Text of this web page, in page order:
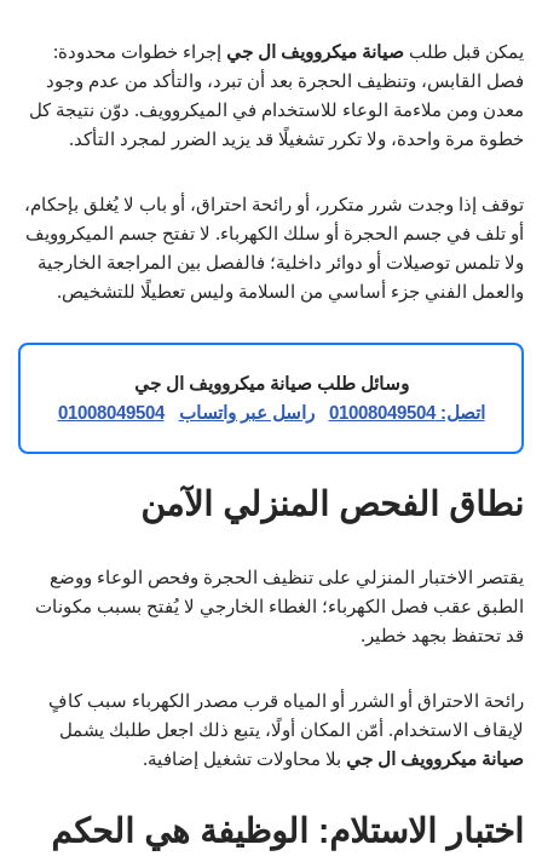
يمكن قبل طلب صيانة ميكروويف ال جي إجراء خطوات محدودة:
فصل القابس، وتنظيف الحجرة بعد أن تبرد، والتأكد من عدم وجود
معدن ومن ملاءمة الوعاء للاستخدام في الميكروويف. دوّن نتيجة كل
خطوة مرة واحدة، ولا تكرر تشغيلًا قد يزيد الضرر لمجرد التأكد.
توقف إذا وجدت شرر متكرر، أو رائحة احتراق، أو باب لا يُغلق بإحكام،
أو تلف في جسم الحجرة أو سلك الكهرباء. لا تفتح جسم الميكروويف
ولا تلمس توصيلات أو دوائر داخلية؛ فالفصل بين المراجعة الخارجية
والعمل الفني جزء أساسي من السلامة وليس تعطيلًا للتشخيص.
وسائل طلب صيانة ميكروويف ال جي
اتصل: 01008049504
راسل عبر واتساب 01008049504
نطاق الفحص المنزلي الآمن
يقتصر الاختبار المنزلي على تنظيف الحجرة وفحص الوعاء ووضع
الطبق عقب فصل الكهرباء؛ الغطاء الخارجي لا يُفتح بسبب مكونات
قد تحتفظ بجهد خطير.
رائحة الاحتراق أو الشرر أو المياه قرب مصدر الكهرباء سبب كافٍ
لإيقاف الاستخدام. أمّن المكان أولًا، يتبع ذلك اجعل طلبك يشمل
صيانة ميكروويف ال جي بلا محاولات تشغيل إضافية.
اختبار الاستلام: الوظيفة هي الحكم